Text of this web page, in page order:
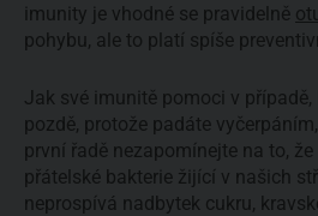
imunity je vhodné se pravidelně
pohybu, ale to platí spíše
Jak své imunitě pomoci v případě,
pozdě, protože padáte
první řadě nezapomínejte na to,
přátelské bakterie žijící v našich
neprospívá nadbytek cukru,